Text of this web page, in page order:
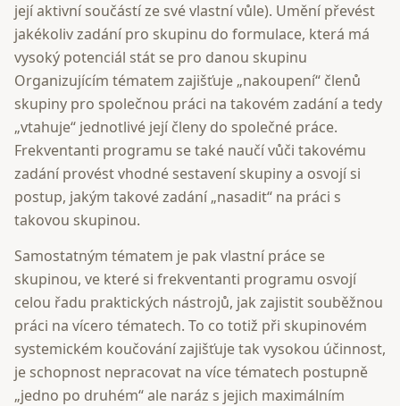
její aktivní součástí ze své vlastní vůle). Umění převést
jakékoliv zadání pro skupinu do formulace, která má
vysoký potenciál stát se pro danou skupinu
Organizujícím tématem zajišťuje „nakoupení“ členů
skupiny pro společnou práci na takovém zadání a tedy
„vtahuje“ jednotlivé její členy do společné práce.
Frekventanti programu se také naučí vůči takovému
zadání provést vhodné sestavení skupiny a osvojí si
postup, jakým takové zadání „nasadit“ na práci s
takovou skupinou.
Samostatným tématem je pak vlastní práce se
skupinou, ve které si frekventanti programu osvojí
celou řadu praktických nástrojů, jak zajistit souběžnou
práci na vícero tématech. To co totiž při skupinovém
systemickém koučování zajišťuje tak vysokou účinnost,
je schopnost nepracovat na více tématech postupně
„jedno po druhém“ ale naráz s jejich maximálním